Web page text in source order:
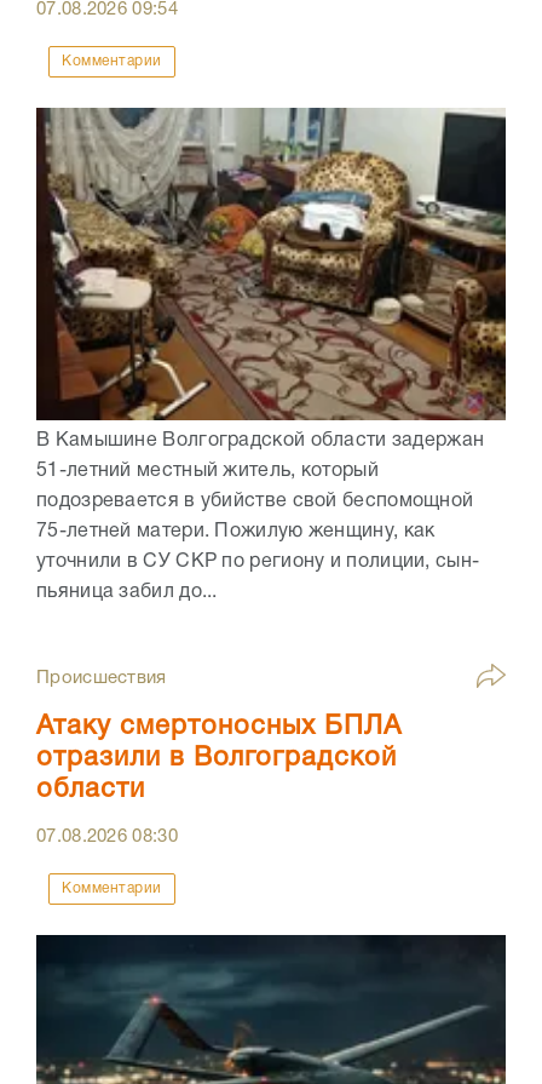
07.08.202609:54
Комментарии
В Камышине Волгоградской области задержан
51-летний местный житель, который
подозревается в убийстве свой беспомощной
75-летней матери. Пожилую женщину, как
уточнили в СУ СКР по региону и полиции, сын-
пьяница забил до...
Происшествия
Атаку смертоносных БПЛА
отразили в Волгоградской
области
07.08.202608:30
Комментарии